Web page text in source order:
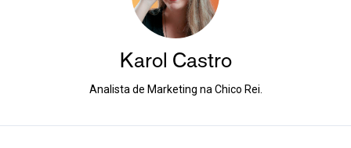
Karol Castro
Analista de Marketing na Chico Rei.